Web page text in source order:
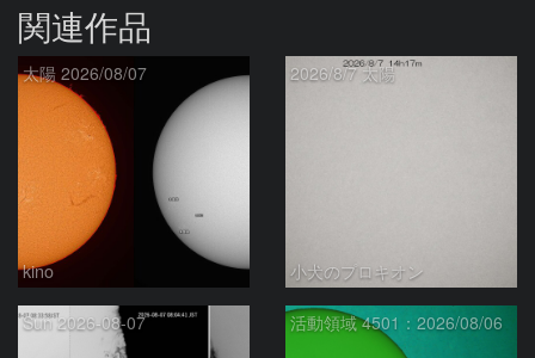
関連作品
太陽 2026/08/07
kino
2026/8/7 太陽
小犬のプロキオン
Sun 2026-08-07 活動領域 4501：2026/08/06